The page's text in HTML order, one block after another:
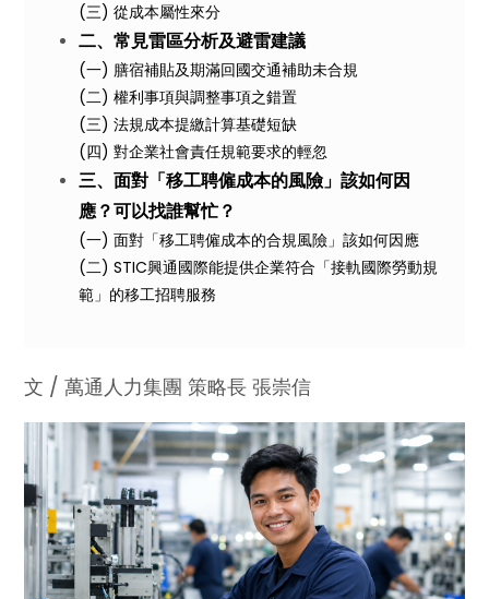
(三) 從成本屬性來分
二、常見雷區分析及避雷建議
(一) 膳宿補貼及期滿回國交通補助未合規
(二) 權利事項與調整事項之錯置
(三) 法規成本提繳計算基礎短缺
(四) 對企業社會責任規範要求的輕忽
三、面對「移工聘僱成本的風險」該如何因
應？可以找誰幫忙？
(一) 面對「移工聘僱成本的合規風險」該如何因應
(二) STIC興通國際能提供企業符合「接軌國際勞動規
範」的移工招聘服務
文 / 萬通人力集團 策略長 張崇信